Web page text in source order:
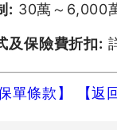
: 30萬～6,000
及保險費折扣:
保單條款】 【返